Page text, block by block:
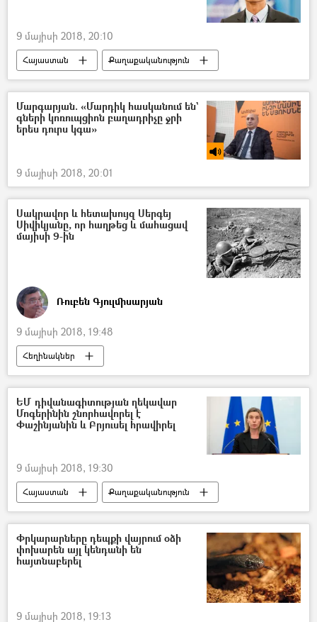
9 մայիսի 2018, 20:10
Հայաստան Քաղաքականություն
Մարգարյան. «Մարդիկ հասկանում են`
գների կոռուպցիոն բաղադրիչը ջրի
երես դուրս կգա»
9 մայիսի 2018, 20:01
Սակրավոր և հետախույզ Սերգեյ
Սիվիկյանը, որ հաղթեց և մահացավ
մայիսի 9-ին
Ռուբեն Գյուլմիսարյան
9 մայիսի 2018, 19:48
Հեղինակներ
ԵՄ դիվանագիտության ղեկավար
Մոգերինին շնորհավորել է
Փաշինյանին և Բրյուսել հրավիրել
9 մայիսի 2018, 19:30
Հայաստան Քաղաքականություն
Փրկարարները դեպքի վայրում օձի
փոխարեն այլ կենդանի են
հայտնաբերել
9 մայիսի 2018, 19:13